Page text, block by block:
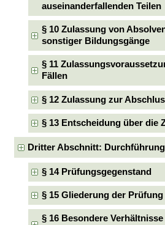
auseinanderfallenden Teilen
§ 10 Zulassung von
sonstiger Bildungsgänge
§ 11
Fällen
§ 12 Zulassung zur
§ 13 Entscheidung über die
Dritter Abschnitt:
§ 14 Prüfungsgegenstand
§ 15 Gliederung der Prüfung
§ 16 Besondere